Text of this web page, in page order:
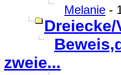
Melanie -
zweie...